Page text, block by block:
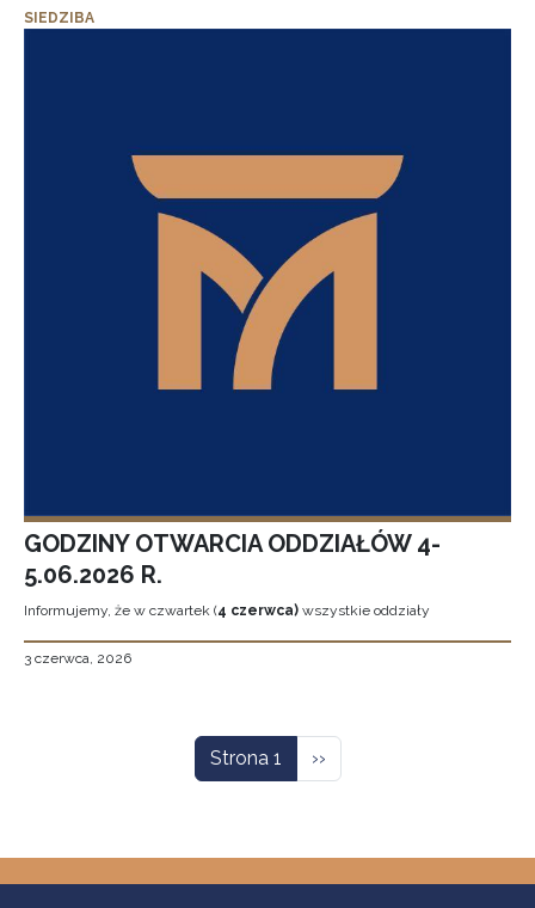
SIEDZIBA
GODZINY OTWARCIA ODDZIAŁÓW 4-
5.06.2026 R.
Informujemy, że w czwartek (4 czerwca) wszystkie oddziały
3 czerwca, 2026
Strona 1 Następna strona
››